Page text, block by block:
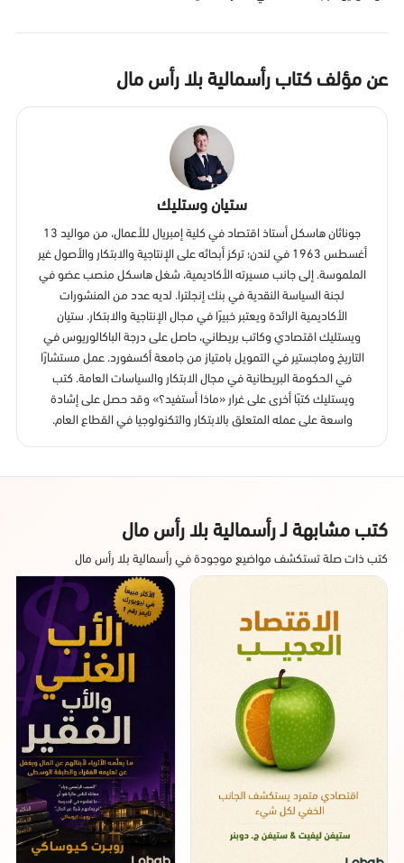
عن مؤلف كتاب رأسمالية بلا رأس مال
ستيان وستليك
جوناثان هاسكل أستاذ اقتصاد في كلية إمبريال للأعمال، من مواليد 13
أغسطس 1963 في لندن؛ تركز أبحاثه على الإنتاجية والابتكار والأصول غير
الملموسة. إلى جانب مسيرته الأكاديمية، شغل هاسكل منصب عضو في
لجنة السياسة النقدية في بنك إنجلترا. لديه عدد من المنشورات
الأكاديمية الرائدة ويعتبر خبيرًا في مجال الإنتاجية والابتكار. ستيان
ويستليك اقتصادي وكاتب بريطاني، حاصل على درجة الباكالوريوس في
التاريخ وماجستير في التمويل بامتياز من جامعة أكسفورد. عمل مستشارًا
في الحكومة البريطانية في مجال الابتكار والسياسات العامة. كتب
ويستليك كتبًا أخرى على غرار «ماذا أستفيد؟» وقد حصل على إشادة
واسعة على عمله المتعلق بالابتكار والتكنولوجيا في القطاع العام.
كتب مشابهة لـ رأسمالية بلا رأس مال
كتب ذات صلة تستكشف مواضيع موجودة في رأسمالية بلا رأس مال